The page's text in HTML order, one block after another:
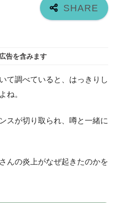
告を含みます
て調べていると、はっきりし
ね。
スが切り取られ、噂と一緒に
んの炎上がなぜ起きたのかを